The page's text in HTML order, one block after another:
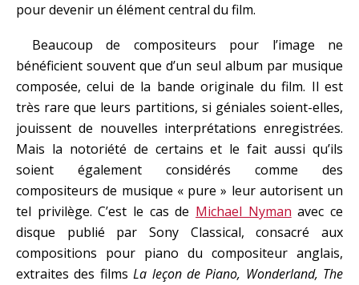
pour devenir un élément central du film.
Beaucoup de compositeurs pour l’image ne
bénéficient souvent que d’un seul album par musique
composée, celui de la bande originale du film. Il est
très rare que leurs partitions, si géniales soient-elles,
jouissent de nouvelles interprétations enregistrées.
Mais la notoriété de certains et le fait aussi qu’ils
soient également considérés comme des
compositeurs de musique « pure » leur autorisent un
tel privilège. C’est le cas de Michael Nyman avec ce
disque publié par Sony Classical, consacré aux
compositions pour piano du compositeur anglais,
extraites des filmsLa leçon de Piano, Wonderland, The